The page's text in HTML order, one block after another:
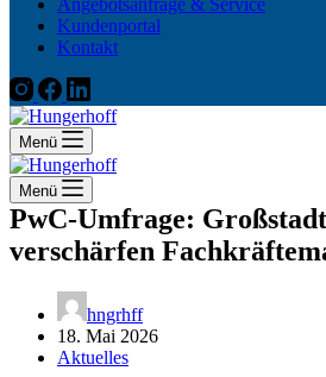
Angebotsanfrage & Service
Kundenportal
Kontakt
Menü
Menü
PwC-Umfrage:
verschärfen
hngrhff
18. Mai 2026
Aktuelles